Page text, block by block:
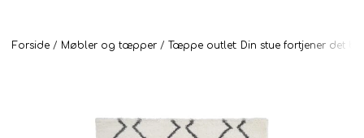
BigOutlet.dk
Webshop ALT
Forside Møbler og tæpper Tæppe outlet: Din stue fortjener det